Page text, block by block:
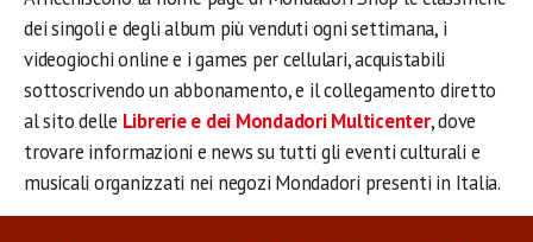
dei singoli e degli album più venduti ogni settimana, i
videogiochi online e i games per cellulari, acquistabili
sottoscrivendo un abbonamento, e il collegamento diretto
al sito delle Librerie e dei Mondadori Multicenter, dove
trovare informazioni e news su tutti gli eventi culturali e
musicali organizzati nei negozi Mondadori presenti in Italia.